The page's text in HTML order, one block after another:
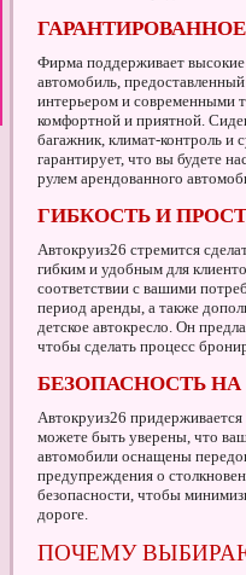
Фирма поддерживает высокие
автомобиль,
интерьером и современными
комфортной и приятной.
багажник, климат-контроль и
гарантирует, что вы будете
рулем арендованного
ГИБКОСТЬ И
Автокруиз26 стремится
гибким и удобным для
соответствии с вашими
период аренды, а также
детское автокресло. Он
чтобы сделать процесс
БЕЗОПАСНОСТЬ
Автокруиз26
можете быть уверены, что
автомобили оснащены
предупреждения о
безопасности, чтобы
дороге.
ПОЧЕМУ